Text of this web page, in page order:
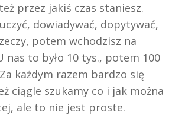
przez jakiś czas staniesz.
dowiadywać, dopytywać,
potem wchodzisz na
nas to było 10 tys., potem 100
każdym razem bardzo się
ciągle szukamy co i jak można
ale to nie jest proste.